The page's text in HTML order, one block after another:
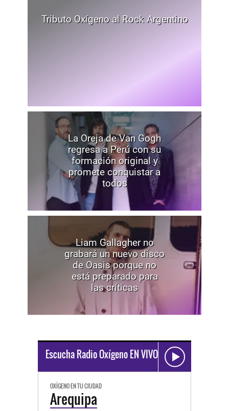
Tributo Oxígeno al Rock Argentino
La Oreja de Van Gogh
regresa a Perú con su
formación original y
promete conquistar a
todos
Liam Gallagher no
grabará un nuevo disco
de Oasis porque no
está preparado para
las críticas
Escucha Radio Oxígeno EN VIVO
OXÍGENO EN TU CIUDAD
Arequipa